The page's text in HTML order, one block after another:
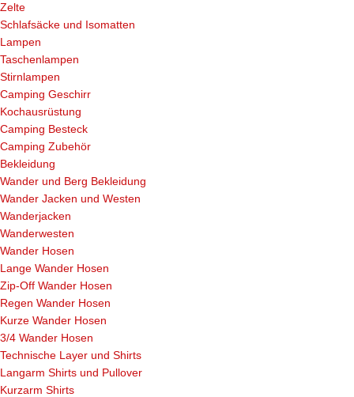
Zelte
Schlafsäcke und Isomatten
Lampen
Taschenlampen
Stirnlampen
Camping Geschirr
Kochausrüstung
Camping Besteck
Camping Zubehör
Bekleidung
Wander und Berg Bekleidung
Wander Jacken und Westen
Wanderjacken
Wanderwesten
Wander Hosen
Lange Wander Hosen
Zip-Off Wander Hosen
Regen Wander Hosen
Kurze Wander Hosen
3/4 Wander Hosen
Technische Layer und Shirts
Langarm Shirts und Pullover
Kurzarm Shirts